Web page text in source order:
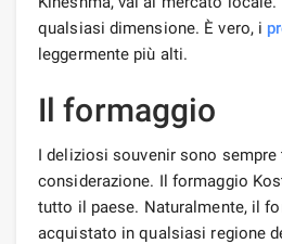
qualsiasi dimensione. È vero, i
leggermente più alti.
Il formaggio
I deliziosi souvenir sono sempre
considerazione. Il formaggio
tutto il paese. Naturalmente, il
acquistato in qualsiasi regione